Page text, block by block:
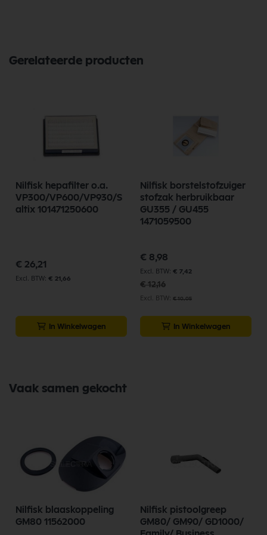
Gerelateerde producten
Nilfisk hepafilter o.a.
VP300/VP600/VP930/S
altix 101471250600
€ 26,21
€ 21,66
In Winkelwagen
Nilfisk borstelstofzuiger
stofzak herbruikbaar
GU355 / GU455
1471059500
Speciale
prijs
€ 8,98
€ 7,42
€ 12,16
€ 10,05
In Winkelwagen
Vaak samen gekocht
Nilfisk blaaskoppeling
GM80 11562000
Nilfisk pistoolgreep
GM80/ GM90/ GD1000/